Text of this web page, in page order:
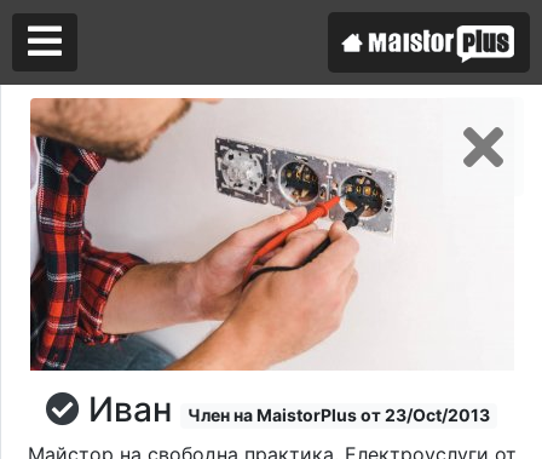
Иван Член на MaistorPlus от 23/Oct/2013
Майстор на свободна практика, Електроуслуги от
Аз съм майстор
Търся майстор